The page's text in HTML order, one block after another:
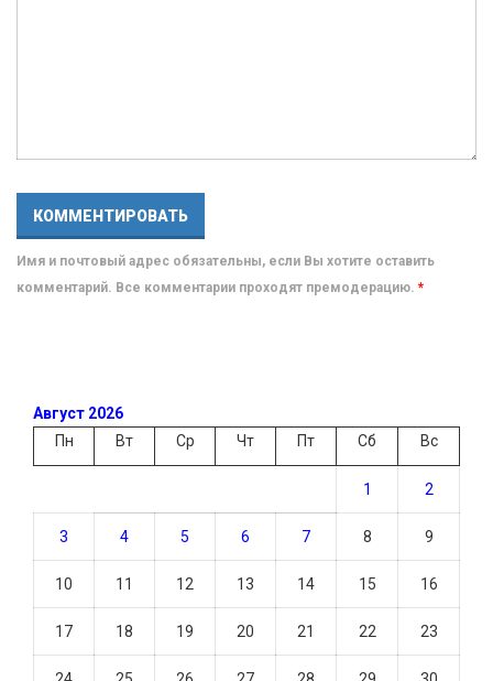
Имя и почтовый адрес обязательны, если Вы хотите оставить
комментарий. Все комментарии проходят премодерацию. *
Август 2026
Пн
Вт Ср Чт Пт Сб Вс
1 2
3 4 5 6 7 8 9
10 11 12 13 14 15 16
17 18 19 20 21 22 23